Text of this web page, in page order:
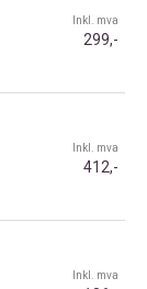
Inkl. mva
299,-
Inkl. mva
412,-
Inkl. mva